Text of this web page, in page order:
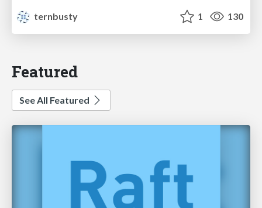
ternbusty
1 130
Featured
See All Featured